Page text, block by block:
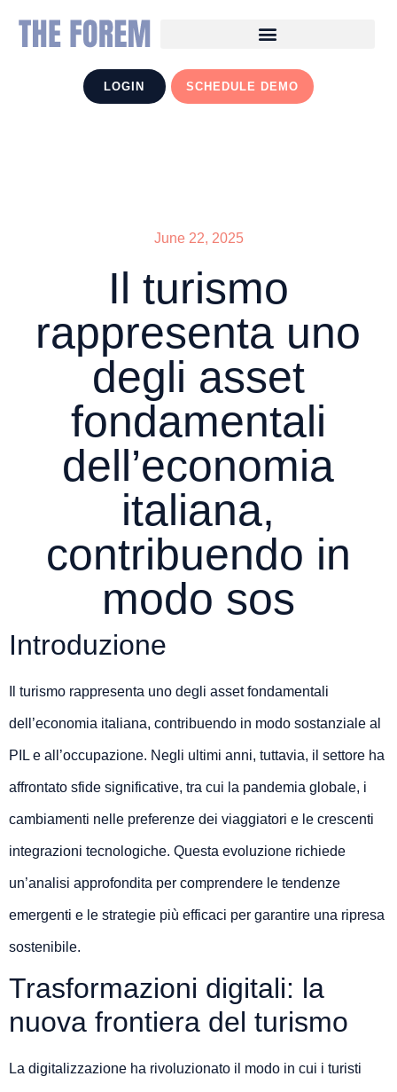
LOGIN SCHEDULE DEMO
June 22, 2025
Il turismo
rappresenta uno
degli asset
fondamentali
dell’economia
italiana,
contribuendo in
modo sos
Introduzione
Il turismo rappresenta uno degli asset fondamentali
dell’economia italiana, contribuendo in modo sostanziale al
PIL e all’occupazione. Negli ultimi anni, tuttavia, il settore ha
affrontato sfide significative, tra cui la pandemia globale, i
cambiamenti nelle preferenze dei viaggiatori e le crescenti
integrazioni tecnologiche. Questa evoluzione richiede
un’analisi approfondita per comprendere le tendenze
emergenti e le strategie più efficaci per garantire una ripresa
sostenibile.
Trasformazioni digitali: la
nuova frontiera del turismo
La digitalizzazione ha rivoluzionato il modo in cui i turisti